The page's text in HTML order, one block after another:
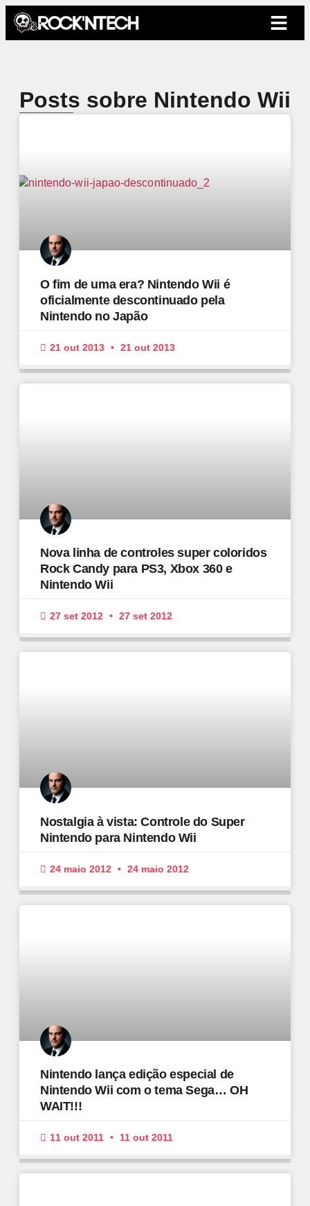
Posts sobre Nintendo Wii
O fim de uma era? Nintendo Wii é
oficialmente descontinuado pela
Nintendo no Japão
21 out 2013 21 out 2013
Nova linha de controles super coloridos
Rock Candy para PS3, Xbox 360 e
Nintendo Wii
27 set 2012 27 set 2012
Nostalgia à vista: Controle do Super
Nintendo para Nintendo Wii
24 maio 2012 24 maio 2012
Nintendo lança edição especial de
Nintendo Wii com o tema Sega… OH
WAIT!!!
11 out 2011 11 out 2011